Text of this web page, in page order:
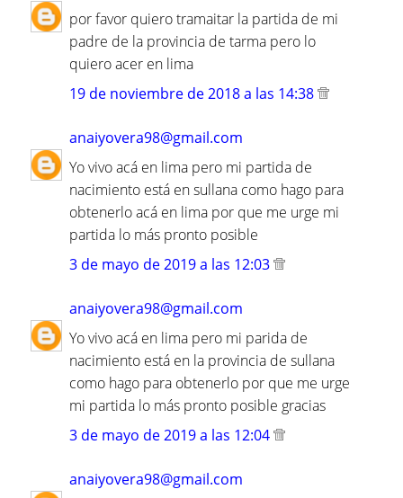
por favor quiero tramaitar la partida de mi
padre de la provincia de tarma pero lo
quiero acer en lima
19 de noviembre de 2018 a las 14:38
anaiyovera98@gmail.com
Yo vivo acá en lima pero mi partida de
nacimiento está en sullana como hago para
obtenerlo acá en lima por que me urge mi
partida lo más pronto posible
3 de mayo de 2019 a las 12:03
anaiyovera98@gmail.com
Yo vivo acá en lima pero mi parida de
nacimiento está en la provincia de sullana
como hago para obtenerlo por que me urge
mi partida lo más pronto posible gracias
3 de mayo de 2019 a las 12:04
anaiyovera98@gmail.com